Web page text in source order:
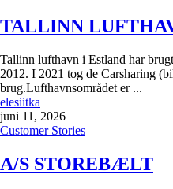
TALLINN
Tallinn lufthavn i Estland har
2012. I 2021 tog de Carsharing
brug.Lufthavnsområdet er ...
elesiitka
juni 11, 2026
Customer Stories
A/S STOREBÆLT